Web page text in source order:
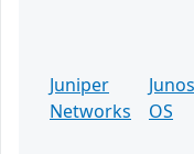
Juniper
Networks
Junos
OS